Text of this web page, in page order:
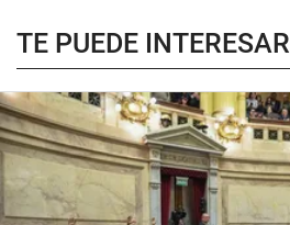
TE PUEDE INTERESAR